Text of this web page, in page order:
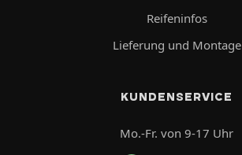
Reifeninfos
Lieferung und Montage
KUNDENSERVICE
Mo.-Fr. von 9-17 Uhr